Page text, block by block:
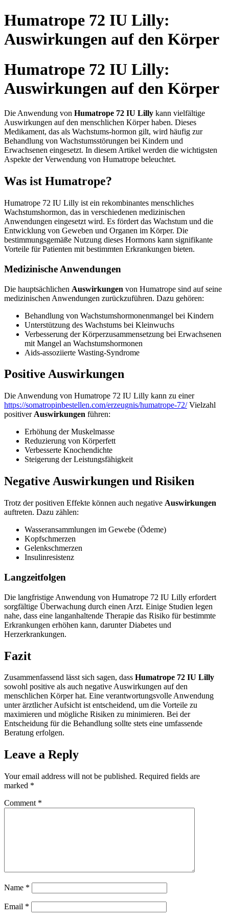
Skip
to
content
Humatrope 72 IU Lilly:
Auswirkungen auf den Körper
Humatrope 72 IU Lilly:
Auswirkungen auf den Körper
Die Anwendung von Humatrope 72 IU Lilly kann vielfältige
Auswirkungen auf den menschlichen Körper haben. Dieses
Medikament, das als Wachstums-hormon gilt, wird häufig zur
Behandlung von Wachstumsstörungen bei Kindern und
Erwachsenen eingesetzt. In diesem Artikel werden die wichtigsten
Aspekte der Verwendung von Humatrope beleuchtet.
Was ist Humatrope?
Humatrope 72 IU Lilly ist ein rekombinantes menschliches
Wachstumshormon, das in verschiedenen medizinischen
Anwendungen eingesetzt wird. Es fördert das Wachstum und die
Entwicklung von Geweben und Organen im Körper. Die
bestimmungsgemäße Nutzung dieses Hormons kann signifikante
Vorteile für Patienten mit bestimmten Erkrankungen bieten.
Medizinische Anwendungen
Die hauptsächlichen Auswirkungen von Humatrope sind auf seine
medizinischen Anwendungen zurückzuführen. Dazu gehören:
Behandlung von Wachstumshormonenmangel bei Kindern
Unterstützung des Wachstums bei Kleinwuchs
Verbesserung der Körperzusammensetzung bei Erwachsenen
mit Mangel an Wachstumshormonen
Aids-assoziierte Wasting-Syndrome
Positive Auswirkungen
Die Anwendung von Humatrope 72 IU Lilly kann zu einer
https://somatropinbestellen.com/erzeugnis/humatrope-72/Vielzahl
positiver Auswirkungen führen:
Erhöhung der Muskelmasse
Reduzierung von Körperfett
Verbesserte Knochendichte
Steigerung der Leistungsfähigkeit
Negative Auswirkungen und Risiken
Trotz der positiven Effekte können auch negative Auswirkungen
auftreten. Dazu zählen:
Wasseransammlungen im Gewebe (Ödeme)
Kopfschmerzen
Gelenkschmerzen
Insulinresistenz
Langzeitfolgen
Die langfristige Anwendung von Humatrope 72 IU Lilly erfordert
sorgfältige Überwachung durch einen Arzt. Einige Studien legen
nahe, dass eine langanhaltende Therapie das Risiko für bestimmte
Erkrankungen erhöhen kann, darunter Diabetes und
Herzerkrankungen.
Fazit
Zusammenfassend lässt sich sagen, dass Humatrope 72 IU Lilly
sowohl positive als auch negative Auswirkungen auf den
menschlichen Körper hat. Eine verantwortungsvolle Anwendung
unter ärztlicher Aufsicht ist entscheidend, um die Vorteile zu
maximieren und mögliche Risiken zu minimieren. Bei der
Entscheidung für die Behandlung sollte stets eine umfassende
Beratung erfolgen.
Leave a Reply
Your email address will not be published. Required fields are
marked *
Comment *
Name *
Email *